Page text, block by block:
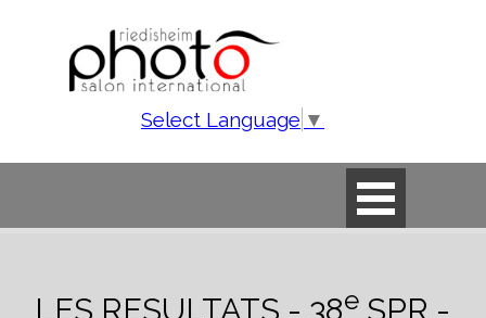
Sauter le menu
Select Language ▼
LES RESULTATS - 38e SPR -